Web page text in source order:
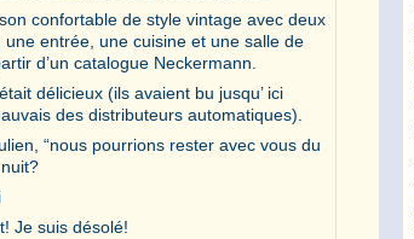
confortable de style vintage avec deux
entrée, une cuisine et une salle de
d’un catalogue Neckermann.
délicieux (ils avaient bu jusqu’ ici
des distributeurs automatiques).
“nous pourrions rester avec vous du
Je suis désolé!